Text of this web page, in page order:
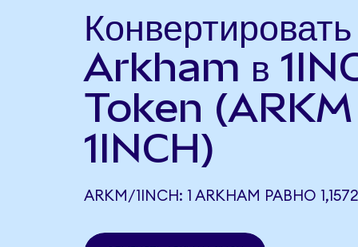
Конвертировать
Arkham в
Token (ARKM
1INCH)
ARKM/1INCH: 1 ARKHAM РАВНО